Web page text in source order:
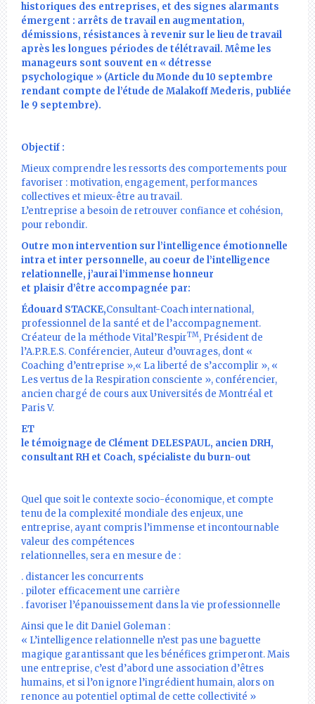
historiques des entreprises, et des signes alarmants
émergent : arrêts de travail en augmentation,
démissions, résistances à revenir sur le lieu de travail
après les longues périodes de télétravail. Même les
manageurs sont souvent en « détresse
psychologique » (Article du Monde du 10 septembre
rendant compte de l’étude de Malakoff Mederis, publiée
le 9 septembre).
Objectif :
Mieux comprendre les ressorts des comportements pour
favoriser : motivation, engagement, performances
collectives et mieux-être au travail.
L’entreprise a besoin de retrouver confiance et cohésion,
pour rebondir.
Outre mon intervention sur l’intelligence émotionnelle
intra et inter personnelle, au coeur de l’intelligence
relationnelle, j’aurai l’immense honneur
et plaisir d’être accompagnée par:
Édouard STACKE,Consultant-Coach international,
professionnel de la santé et de l’accompagnement.
Créateur de la méthode Vital’RespirTM, Président de
l’A.P.R.E.S. Conférencier, Auteur d’ouvrages, dont «
Coaching d’entreprise »,« La liberté de s’accomplir », «
Les vertus de la Respiration consciente », conférencier,
ancien chargé de cours aux Universités de Montréal et
Paris V.
ET
le témoignage de Clément DELESPAUL, ancien DRH,
consultant RH et Coach, spécialiste du burn-out
Quel que soit le contexte socio-économique, et compte
tenu de la complexité mondiale des enjeux, une
entreprise, ayant compris l’immense et incontournable
valeur des compétences
relationnelles, sera en mesure de :
. distancer les concurrents
. piloter efficacement une carrière
. favoriser l’épanouissement dans la vie professionnelle
Ainsi que le dit Daniel Goleman :
« L’intelligence relationnelle n’est pas une baguette
magique garantissant que les bénéfices grimperont. Mais
une entreprise, c’est d’abord une association d’êtres
humains, et si l’on ignore l’ingrédient humain, alors on
renonce au potentiel optimal de cette collectivité »